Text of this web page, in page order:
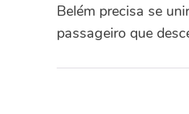
Belém precisa se
passageiro que